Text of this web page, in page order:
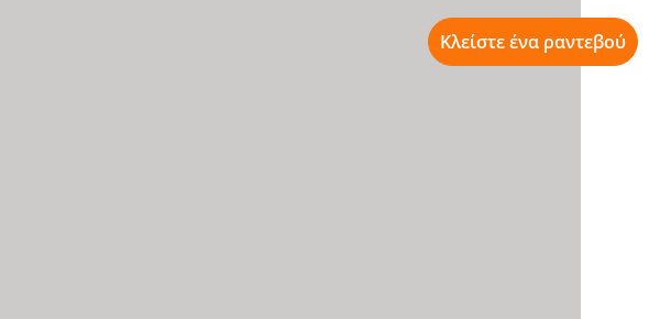
Κλείστε ένα ραντεβού